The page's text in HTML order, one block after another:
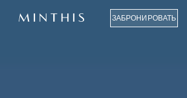
ЗАБРОНИРОВАТЬ